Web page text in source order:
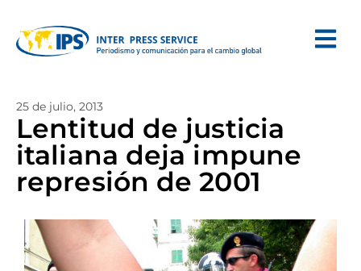
25 de julio, 2013
Lentitud de justicia
italiana deja impune
represión de 2001